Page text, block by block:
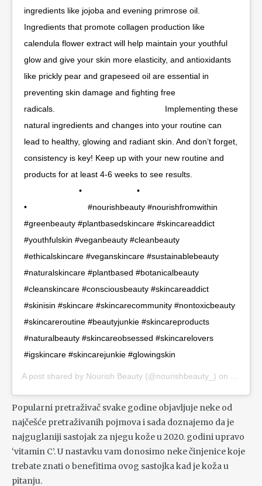
ingredients like jojoba and evening primrose oil.
Ingredients that promote collagen production like
calendula flower extract will help maintain your youthful
glow and give your skin more elasticity, and antioxidants
like prickly pear and grapeseed oil are essential in
preventing skin damage and fighting free
radicals.⠀⠀⠀⠀⠀⠀⠀⠀⠀ ⠀⠀⠀⠀⠀⠀⠀⠀⠀ Implementing these
natural ingredients and changes into your routine can
lead to healthy, glowing and radiant skin. And don’t forget,
consistency is key! Keep up with your new routine and
products for at least 4-6 weeks to see results.
⠀⠀⠀⠀⠀⠀⠀⠀⠀ •⠀⠀⠀⠀⠀⠀⠀⠀⠀ •⠀⠀⠀⠀⠀⠀⠀⠀⠀
•⠀⠀⠀⠀⠀⠀⠀⠀⠀⠀ #nourishbeauty #nourishfromwithin
#greenbeauty #plantbasedskincare #skincareaddict
#youthfulskin #veganbeauty #cleanbeauty
#ethicalskincare #veganskincare #sustainablebeauty
#naturalskincare #plantbased #botanicalbeauty
#cleanskincare #consciousbeauty #skincareaddict
#skinisin #skincare #skincarecommunity #nontoxicbeauty
#skincareroutine #beautyjunkie #skincareproducts
#naturalbeauty #skincareobsessed #skincarelovers
#igskincare #skincarejunkie #glowingskin
A post shared by Nourish Beauty (@nourishbeauty_) on Aug 31,
Popularni pretraživač svake godine objavljuje neke od
najčešće pretraživanih pojmova i sada doznajemo da je
najguglaniji sastojak za njegu kože u 2020. godini upravo
‘vitamin C’. U nastavku vam donosimo neke činjenice koje
trebate znati o benefitima ovog sastojka kad je koža u
pitanju.